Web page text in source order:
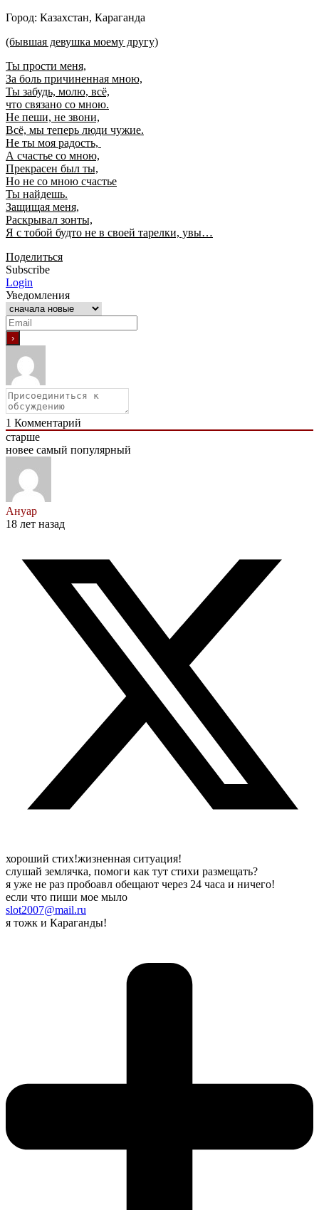
Город: Казахстан, Караганда
(бывшая девушка моему другу)
Ты прости меня,
За боль причиненная мною,
Ты забудь, молю, всё,
что связано со мною.
Не пеши, не звони,
Всё, мы теперь люди чужие.
Не ты моя радость,
А счастье со мною,
Прекрасен был ты,
Но не со мною счастье
Ты найдешь.
Защищая меня,
Раскрывал зонты,
Я с тобой будто не в своей тарелки, увы…
Поделиться
Subscribe
Login
Уведомления
1 Комментарий
старше
новее самый популярный
Ануар
18 лет назад
хороший стих!жизненная ситуация!
слушай землячка, помоги как тут стихи размещать?
я уже не раз пробоавл обещают через 24 часа и ничего!
если что пиши мое мыло
slot2007@mail.ru
я тожк и Караганды!